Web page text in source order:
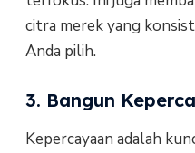
citra merek yang
Anda pilih.
3. Bangun
Kepercayaan adalah